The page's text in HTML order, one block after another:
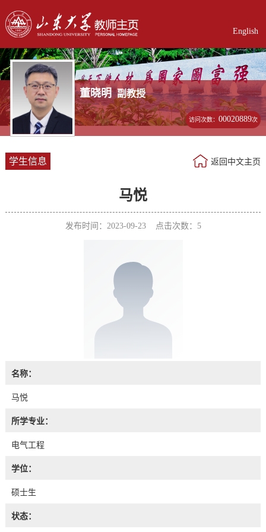
English
董晓明 副教授
访问次数：00020889次
学生信息 返回中文主页
马悦
发布时间：2023-09-23 点击次数： 5
名称：
马悦
所学专业：
电气工程
学位：
硕士生
状态：